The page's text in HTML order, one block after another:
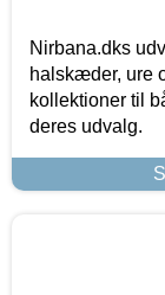
Nirbana.dks
halskæder, ure
kollektioner til
deres udvalg.